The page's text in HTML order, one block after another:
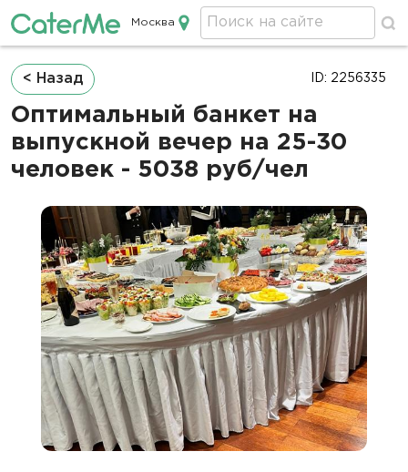
Кейтеринг в Москве
Москва
Строка
навигации
< Назад
Оптимальный банкет на
выпускной вечер на 25-30
человек - 5038 руб/чел
ID: 2256335